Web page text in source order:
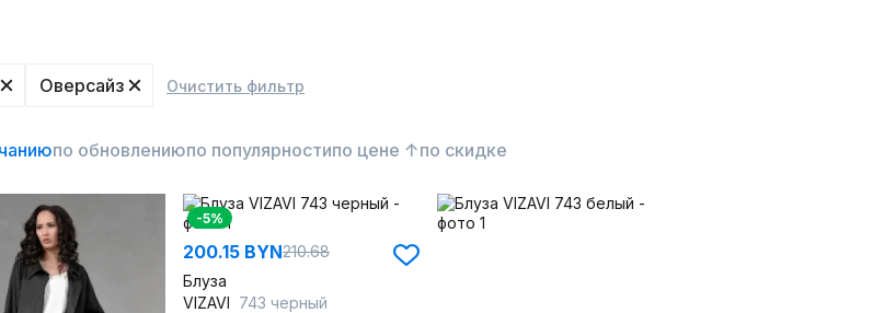
Оверсайз Очистить фильтр
по обновлениюпо популярностипо цене ↑по скидке
-5%
200.15 BYN210.68
Блуза
VIZAVI 743 черный